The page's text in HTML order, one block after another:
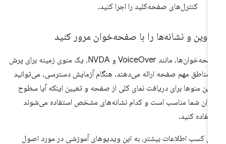
کنترل‌های صفحه‌کلید را اجرا کنید.
و نشانه‌ها را با صفحه‌خوان مرور کنید
صفحه‌خوان‌ها، مانند VoiceOver و NVDA، یک منوی زمینه برای پرش
مناطق مهم صفحه ارائه می‌دهند. هنگام آزمایش دسترسی، می‌توانید
این منوها برای دریافت نمای کلی از صفحه و تعیین اینکه آیا سطوح
شما مناسب است و کدام نشانه‌های مشخص استفاده می‌شوند
کنید.
کسب اطلاعات بیشتر، به این ویدیوهای آموزشی در مورد اصول